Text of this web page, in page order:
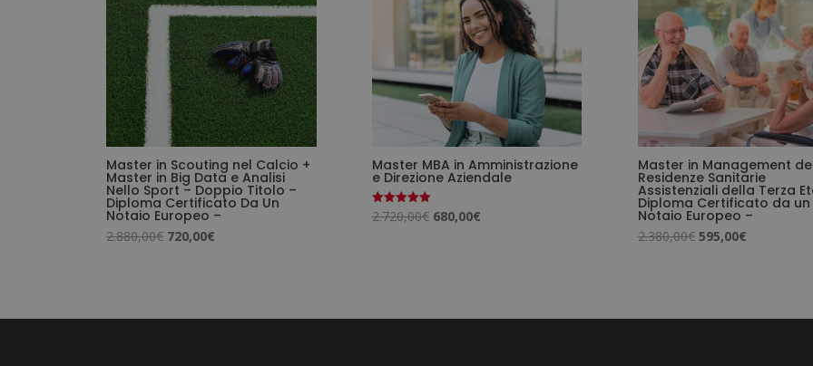
Master in Scouting nel Calcio +
Master in Big Data e Analisi
Nello Sport – Doppio Titolo –
Diploma Certificato Da Un
Notaio Europeo –
2.880,00€ Il
2.880,00€.
720,00€
720,00€.
Master MBA in Amministrazione
e Direzione Aziendale
Valutato
5.00
2.720,00€ Il
680,00€Il
Master in Management
Residenze Sanitarie
Assistenziali della Terza
Diploma Certificato da un
Notaio Europeo –
2.380,00€ Il
2.380,00€.
595,00€Il
595,00€.